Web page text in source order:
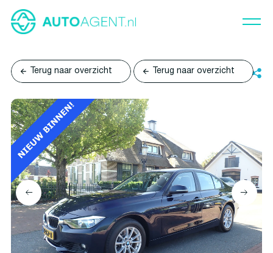
Terug naar overzicht Terug naar overzicht